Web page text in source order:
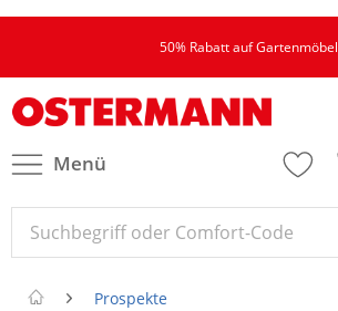
50% Rabatt auf Gartenmöbel
Menü
Prospekte